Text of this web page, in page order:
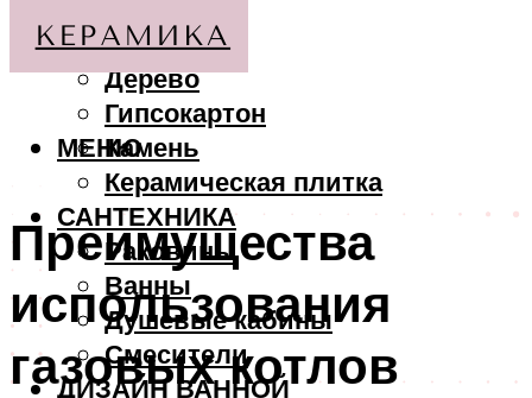
МАТЕРИАЛЫ
Дерево
Гипсокартон
Камень
Керамическая плитка
САНТЕХНИКА
Раковины
Ванны
Душевые кабины
Смесители
ДИЗАЙН ВАННОЙ
МЕНЮ
Преимущества
использования
газовых котлов